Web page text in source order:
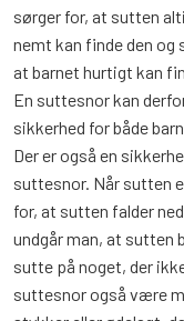
sørger for, at sutten
nemt kan finde den og
at barnet hurtigt kan
En suttesnor kan
sikkerhed for både
Der er også en
suttesnor. Når sutten
for, at sutten falder
undgår man, at sutten
sutte på noget, der
suttesnor også være